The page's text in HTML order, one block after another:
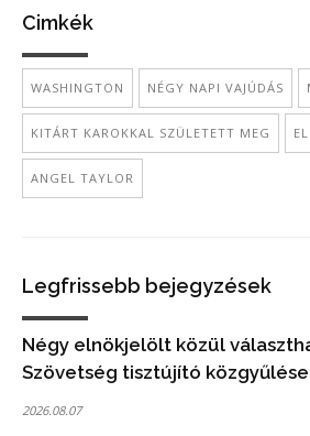
Cimkék
WASHINGTON NÉGY NAPI VAJÚDÁS
KITÁRT KAROKKAL SZÜLETETT MEG
ANGEL TAYLOR
Legfrissebb bejegyzések
Négy elnökjelölt közül
Szövetség tisztújító közgyűlése
2026.08.07